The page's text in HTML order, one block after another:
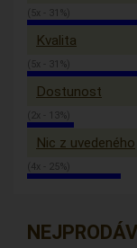
(5x - 31%)
Kvalita
(5x - 31%)
Dostunost
(2x - 13%)
Nic z uvedeného
(4x - 25%)